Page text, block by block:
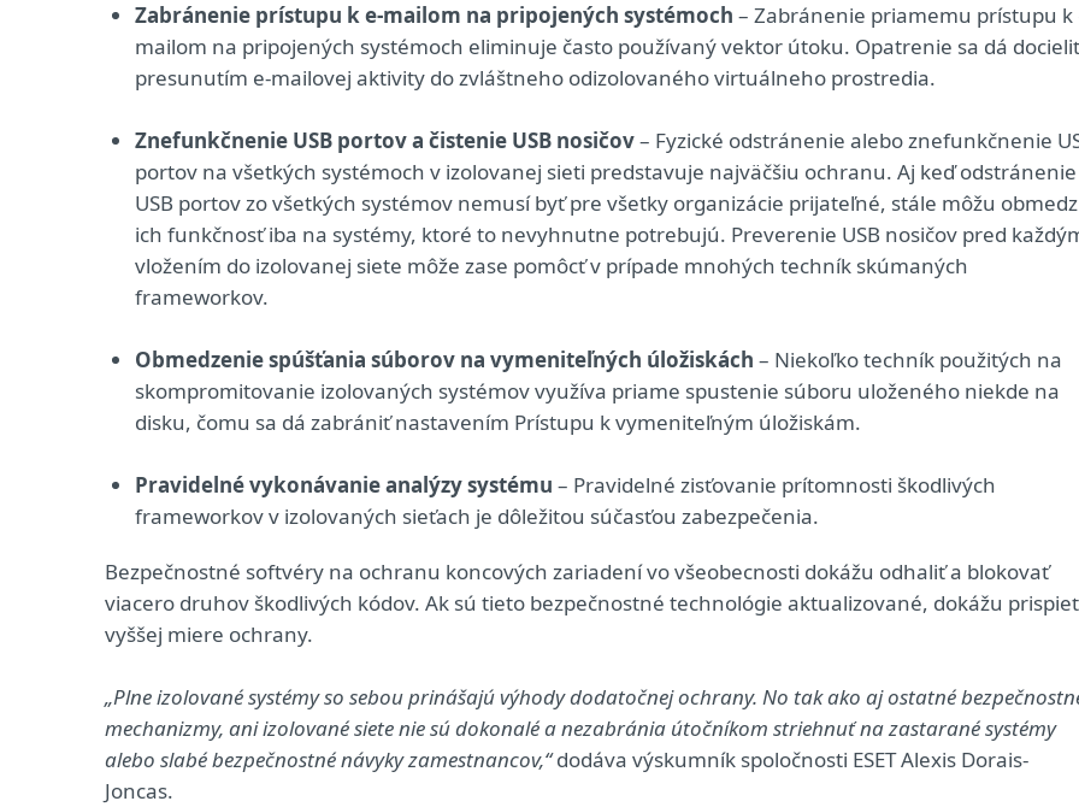
Zabránenie prístupu k e-mailom na pripojených systémoch – Zabránenie priamemu prístupu k
mailom na pripojených systémoch eliminuje často používaný vektor útoku. Opatrenie sa dá docieliť
presunutím e-mailovej aktivity do zvláštneho odizolovaného virtuálneho prostredia.
Znefunkčnenie USB portov a čistenie USB nosičov– Fyzické odstránenie alebo znefunkčnenie
portov na všetkých systémoch v izolovanej sieti predstavuje najväčšiu ochranu. Aj keď odstránenie
USB portov zo všetkých systémov nemusí byť pre všetky organizácie prijateľné, stále môžu
ich funkčnosť iba na systémy, ktoré to nevyhnutne potrebujú. Preverenie USB nosičov pred
vložením do izolovanej siete môže zase pomôcť v prípade mnohých techník skúmaných
frameworkov.
Obmedzenie spúšťania súborov na vymeniteľných úložiskách – Niekoľko techník použitých na
skompromitovanie izolovaných systémov využíva priame spustenie súboru uloženého niekde na
disku, čomu sa dá zabrániť nastavením Prístupu k vymeniteľným úložiskám.
Pravidelné vykonávanie analýzy systému – Pravidelné zisťovanie prítomnosti škodlivých
frameworkov v izolovaných sieťach je dôležitou súčasťou zabezpečenia.
Bezpečnostné softvéry na ochranu koncových zariadení vo všeobecnosti dokážu odhaliť a blokovať
viacero druhov škodlivých kódov. Ak sú tieto bezpečnostné technológie aktualizované, dokážu
vyššej miere ochrany.
„Plne izolované systémy so sebou prinášajú výhody dodatočnej ochrany. No tak ako aj ostatné
mechanizmy, ani izolované siete nie sú dokonalé a nezabránia útočníkom striehnuť na zastarané systémy
alebo slabé bezpečnostné návyky zamestnancov,“dodáva výskumník spoločnosti ESET Alexis Dorais-
Joncas.